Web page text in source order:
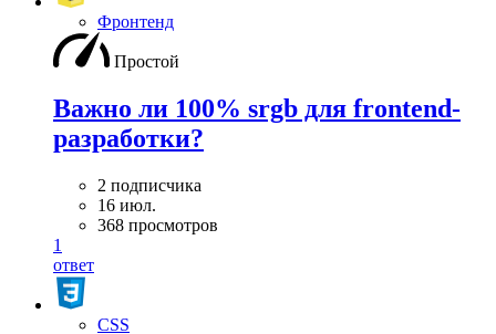
Фронтенд
Простой
Важно ли 100% srgb для frontend-
разработки?
2 подписчика
16 июл.
368 просмотров
1
ответ
CSS